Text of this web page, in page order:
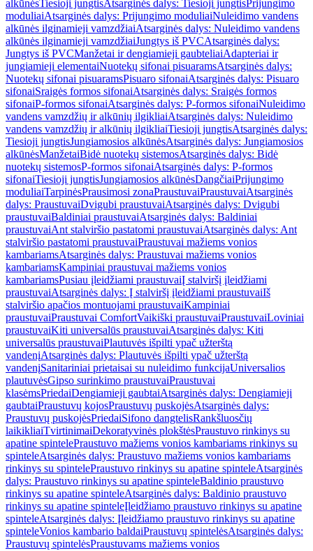
alkūnėsTiesioji jungtisAtsarginės dalys: Tiesioji jungtisPrijungimo
moduliaiAtsarginės dalys: Prijungimo moduliaiNuleidimo vandens
alkūnės ilginamieji vamzdžiaiAtsarginės dalys: Nuleidimo vandens
alkūnės ilginamieji vamzdžiaiJungtys iš PVCAtsarginės dalys:
Jungtys iš PVCManžetai ir dengiamieji gaubteliaiAdapteriai ir
jungiamieji elementaiNuotekų sifonai pisuaramsAtsarginės dalys:
Nuotekų sifonai pisuaramsPisuaro sifonaiAtsarginės dalys: Pisuaro
sifonaiSraigės formos sifonaiAtsarginės dalys: Sraigės formos
sifonaiP-formos sifonaiAtsarginės dalys: P-formos sifonaiNuleidimo
vandens vamzdžių ir alkūnių ilgikliaiAtsarginės dalys: Nuleidimo
vandens vamzdžių ir alkūnių ilgikliaiTiesioji jungtisAtsarginės dalys:
Tiesioji jungtisJungiamosios alkūnėsAtsarginės dalys: Jungiamosios
alkūnėsManžetaiBidė nuotekų sistemosAtsarginės dalys: Bidė
nuotekų sistemosP-formos sifonaiAtsarginės dalys: P-formos
sifonaiTiesioji jungtisJungiamosios alkūnėsDangčiaiPrijungimo
moduliaiTarpinėsPrausimosi zonaPraustuvaiPraustuvaiAtsarginės
dalys: PraustuvaiDvigubi praustuvaiAtsarginės dalys: Dvigubi
praustuvaiBaldiniai praustuvaiAtsarginės dalys: Baldiniai
praustuvaiAnt stalviršio pastatomi praustuvaiAtsarginės dalys: Ant
stalviršio pastatomi praustuvaiPraustuvai mažiems vonios
kambariamsAtsarginės dalys: Praustuvai mažiems vonios
kambariamsKampiniai praustuvai mažiems vonios
kambariamsPusiau įleidžiami praustuvaiĮ stalviršį įleidžiami
praustuvaiAtsarginės dalys: Į stalviršį įleidžiami praustuvaiIš
stalviršio apačios montuojami praustuvaiKampiniai
praustuvaiPraustuvai ComfortVaikiški praustuvaiPraustuvaiLoviniai
praustuvaiKiti universalūs praustuvaiAtsarginės dalys: Kiti
universalūs praustuvaiPlautuvės išpilti ypač užterštą
vandenįAtsarginės dalys: Plautuvės išpilti ypač užterštą
vandenįSanitariniai prietaisai su nuleidimo funkcijaUniversalios
plautuvėsGipso surinkimo praustuvaiPraustuvai
klasėmsPriedaiDengiamieji gaubtaiAtsarginės dalys: Dengiamieji
gaubtaiPraustuvų kojosPraustuvų puskojėsAtsarginės dalys:
Praustuvų puskojėsPriedaiSifono dangtelisRankšluosčių
laikikliaiTvirtinimaiDekoratyvinės plokštėsPraustuvo rinkinys su
apatine spintelePraustuvo mažiems vonios kambariams rinkinys su
spinteleAtsarginės dalys: Praustuvo mažiems vonios kambariams
rinkinys su spintelePraustuvo rinkinys su apatine spinteleAtsarginės
dalys: Praustuvo rinkinys su apatine spinteleBaldinio praustuvo
rinkinys su apatine spinteleAtsarginės dalys: Baldinio praustuvo
rinkinys su apatine spinteleĮleidžiamo praustuvo rinkinys su apatine
spinteleAtsarginės dalys: Įleidžiamo praustuvo rinkinys su apatine
spinteleVonios kambario baldaiPraustuvų spintelėsAtsarginės dalys:
Praustuvų spintelėsPraustuvams mažiems vonios